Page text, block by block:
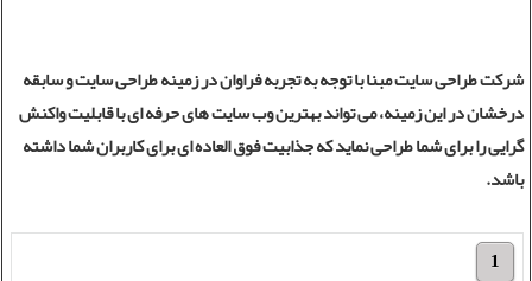
شرکت طراحی سایتمبنا با توجه به تجربه فراوان در زمینهطراحی سایتو سابقه
درخشان در این زمینه، می تواند بهترین وب سایت های حرفه ای با قابلیت واکنش
گرایی را برای شما طراحی نماید که جذابیت فوق العاده ای برای کاربران شما داشته
باشد.
1